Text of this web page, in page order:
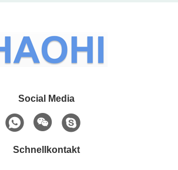
Social Media
Schnellkontakt